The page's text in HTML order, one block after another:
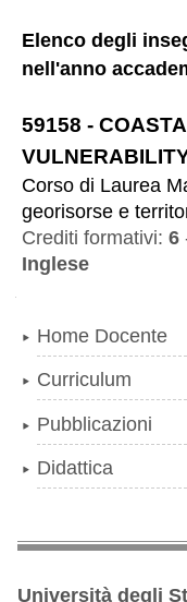
Elenco degli
nell'anno
59158 -
Corso di Laurea
georisorse e
Crediti formativi: 6
Inglese
Home Docente
Curriculum
Pubblicazioni
Didattica
Università degli